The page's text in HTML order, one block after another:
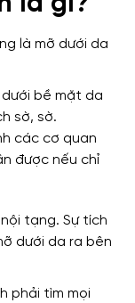
là mỡ dưới da
dưới bề mặt da
sờ, sờ.
các cơ quan
được nếu chỉ
tạng. Sự tích
dưới da ra bên
phải tìm mọi